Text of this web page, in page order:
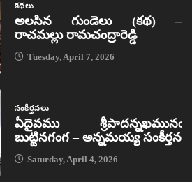
కథలు
అలసిన గుండెలు (కథ) –
రాచమల్లు రామచంద్రారెడ్డి
Tuesday, April 7, 2026
సంకీర్తనలు
ఏదైవము శ్రీపాదన్నఖమునఁ
బుట్టినగంగ – అన్నమయ్య సంకీర్తన
Saturday, April 4, 2026